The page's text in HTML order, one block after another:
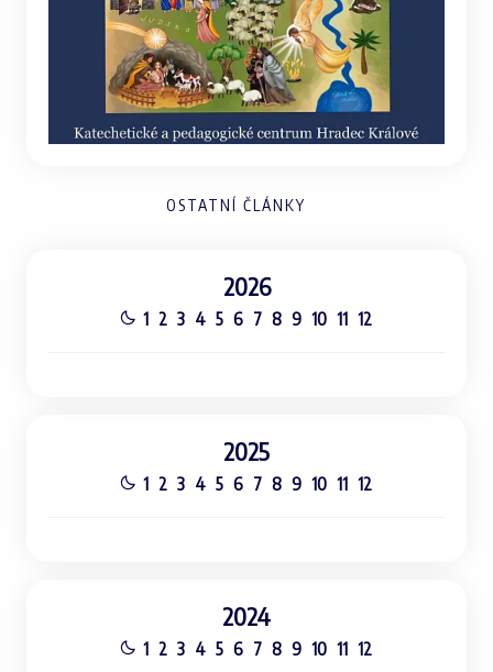
OSTATNÍ ČLÁNKY
2026
1 2 3 4 5 6 7 8 9 10 11 12
2025
1 2 3 4 5 6 7 8 9 10 11 12
2024
1 2 3 4 5 6 7 8 9 10 11 12